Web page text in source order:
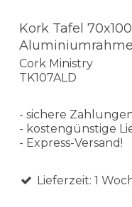
Kork Tafel
Cork Ministry
TK107ALD
- sichere
- kostengünstige
- Express-Versand!
Lieferzeit: 1